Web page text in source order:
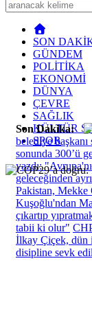
SON
GÜNDEM
POLİTİKA
EKONOMİ
DÜNYA
ÇEVRE
SAĞLIK
KÜLTÜR
SPOR
Son Dakika:
belediye başkanı
sonunda 300’ü
yazdı:
geleceğinden
Pakistan, Mekke
Kuşoğlu'ndan
çıkartıp
tabii ki olur"
İlkay Çiçek, dün
disipline sevk